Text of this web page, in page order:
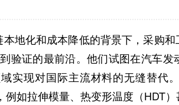
地化和成本降低的背景下，采购
验证的最前沿。他们试图在汽车
实现对国际主流材料的无缝替代
如拉伸模量、热变形温度（HDT